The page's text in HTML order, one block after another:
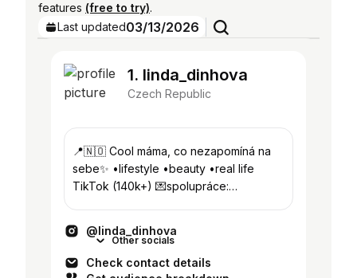
features (free to try).
Last updated03/13/2026
1. linda_dinhova
Czech Republic
📍🇳🇴 Cool máma, co nezapomíná na
sebe✨ •lifestyle •beauty •real life
TikTok (140k+) 💌spolupráce:
@linda_dinhova
Other socials
Check contact details